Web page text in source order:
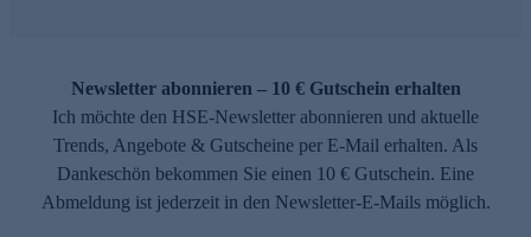
Newsletter abonnieren – 10 € Gutschein erhalten
Ich möchte den HSE-Newsletter abonnieren und aktuelle
Trends, Angebote & Gutscheine per E-Mail erhalten. Als
Dankeschön bekommen Sie einen 10 € Gutschein. Eine
Abmeldung ist jederzeit in den Newsletter-E-Mails möglich.